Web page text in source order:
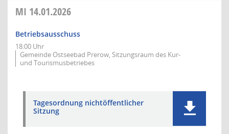
MI 14.01.2026
Betriebsausschuss
18:00 Uhr
Gemeinde Ostseebad Prerow, Sitzungsraum des Kur-
und Tourismusbetriebes
Tagesordnung nichtöffentlicher
Sitzung